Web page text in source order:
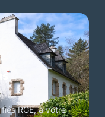
RGE, à votre